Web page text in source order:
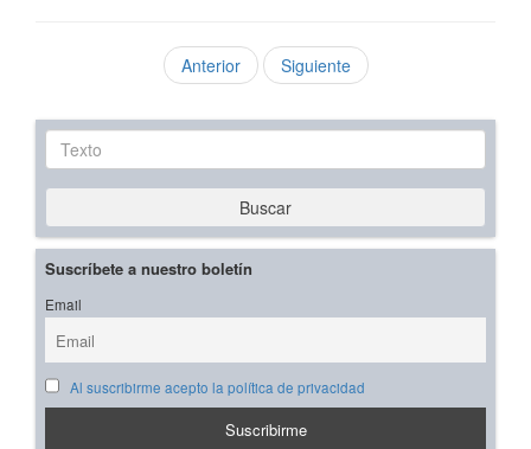
Anterior Siguiente
Texto
Buscar
Suscríbete a nuestro boletín
Email
Al suscribirme acepto la política de privacidad